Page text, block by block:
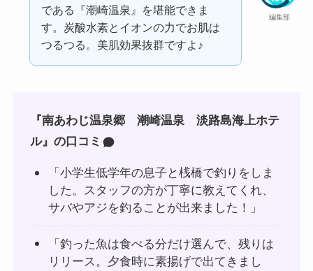
編集部
である『潮崎温泉』を堪能できま
す。炭酸水素とイオンの力でお肌は
つるつる。美肌効果抜群ですよ♪
『南あわじ温泉郷 潮崎温泉 淡路島海上ホテ
ル』の口コミ
「小学生低学年の息子と桟橋で釣りをしま
した。スタッフの方が丁寧に教えてくれ、
サバやアジを釣ることが出来ました！」
「釣った魚は食べる分だけ選んで、残りは
リリース。夕食時に素揚げで出てきまし